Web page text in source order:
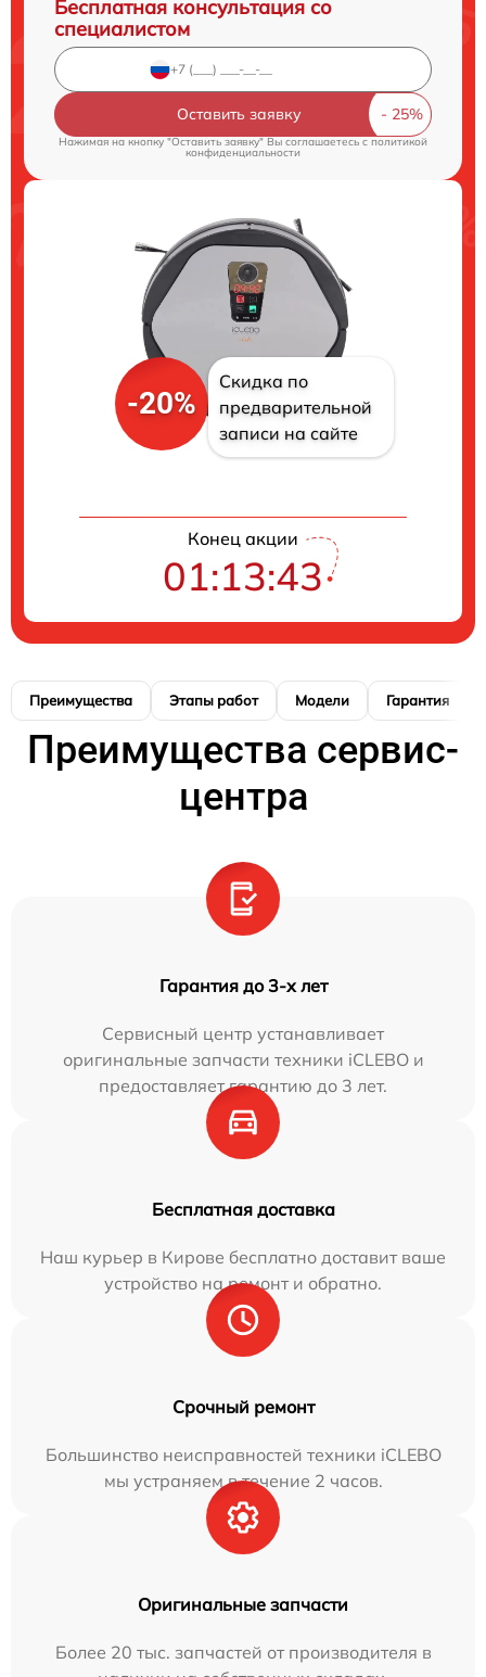
Бесплатная консультация со
специалистом
Оставить заявку
Нажимая на кнопку "Оставить заявку" Вы соглашаетесь cполитикой
конфиденциальности
-20%
Скидка по
предварительной
записи на сайте
Конец акции
01:13:42
Преимущества Этапы работ Модели Гарантия
Преимущества сервис-
центра
Гарантия до 3-х лет
Сервисный центр устанавливает
оригинальные запчасти техники iCLEBO и
предоставляет гарантию до 3 лет.
Бесплатная доставка
Наш курьер в Кирове бесплатно доставит ваше
устройство на ремонт и обратно.
Срочный ремонт
Большинство неисправностей техники iCLEBO
мы устраняем в течение 2 часов.
Оригинальные запчасти
Более 20 тыс. запчастей от производителя в